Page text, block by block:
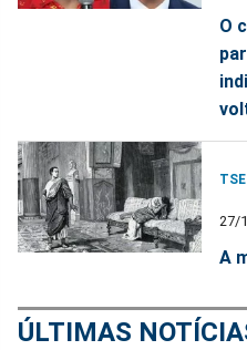
O
TSE
27/
A
ÚLTIMAS